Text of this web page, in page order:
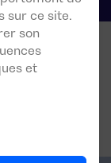
sur ce site.
son
et